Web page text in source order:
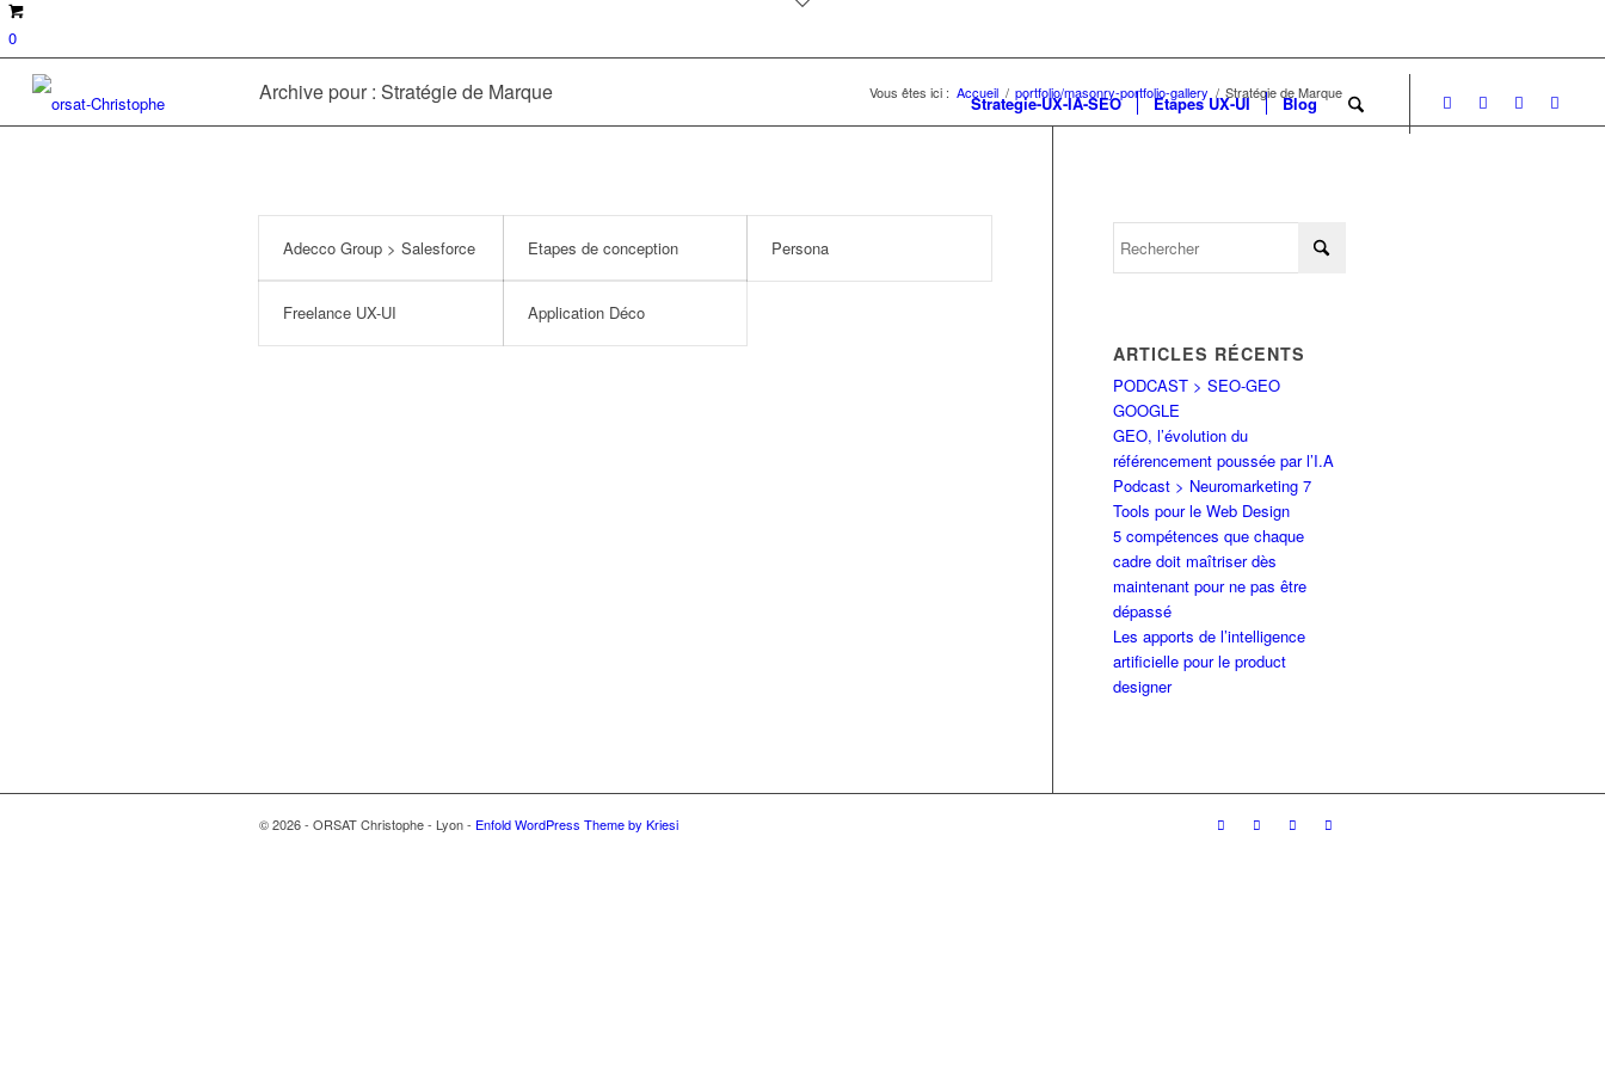
0
Strategie-UX-IA-SEO Etapes UX-UI Blog
Archive pour : Stratégie de Marque Vous êtes ici : Accueil / portfolio/masonry-portfolio-gallery / Stratégie de Marque
Adecco Group > Salesforce Etapes de conception Persona
Freelance UX-UI Application Déco
ARTICLES RÉCENTS
PODCAST > SEO-GEO
GOOGLE
GEO, l’évolution du
référencement poussée par l’I.A
Podcast > Neuromarketing 7
Tools pour le Web Design
5 compétences que chaque
cadre doit maîtriser dès
maintenant pour ne pas être
dépassé
Les apports de l’intelligence
artificielle pour le product
designer
© 2026 - ORSAT Christophe - Lyon - Enfold WordPress Theme by Kriesi